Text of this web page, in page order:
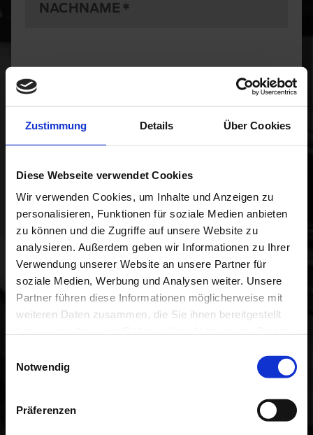
Zustimmung Details Über Cookies
Diese Webseite verwendet Cookies
Wir verwenden Cookies, um Inhalte und Anzeigen zu
personalisieren, Funktionen für soziale Medien anbieten
zu können und die Zugriffe auf unsere Website zu
analysieren. Außerdem geben wir Informationen zu Ihrer
Verwendung unserer Website an unsere Partner für
soziale Medien, Werbung und Analysen weiter. Unsere
Partner führen diese Informationen möglicherweise mit
weiteren Daten zusammen, die Sie ihnen bereitgestellt
Notwendig
Präferenzen
NACHNAME
ART DER ANFRAGE
Bitte Art der Anfrage wählen
NACHRICHT